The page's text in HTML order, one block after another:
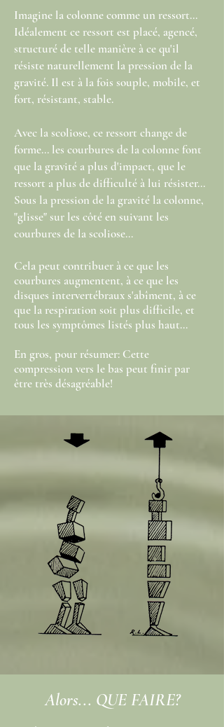
Imagine la colonne comme un ressort...
Idéalement ce ressort est placé, agencé,
structuré de telle manière à ce qu'il
résiste naturellement la pression de la
gravité. Il est à la fois souple, mobile, et
fort, résistant, stable.
Avec la scoliose, ce ressort change de
forme... les courbures de la colonne font
que la gravité a plus d'impact, que le
ressort a plus de difficulté à lui résister...
Sous la pression de la gravité la colonne,
"glisse" sur les côté en suivant les
courbures de la scoliose...
Cela peut contribuer à ce que les
courbures augmentent, à ce que les
disques intervertébraux s'abîment, à ce
que la respiration soit plus difficile, et
tous les symptômes listés plus haut...
En gros, pour résumer: Cette
compression vers le bas peut finir par
être très désagréable!
Alors... QUE FAIRE?